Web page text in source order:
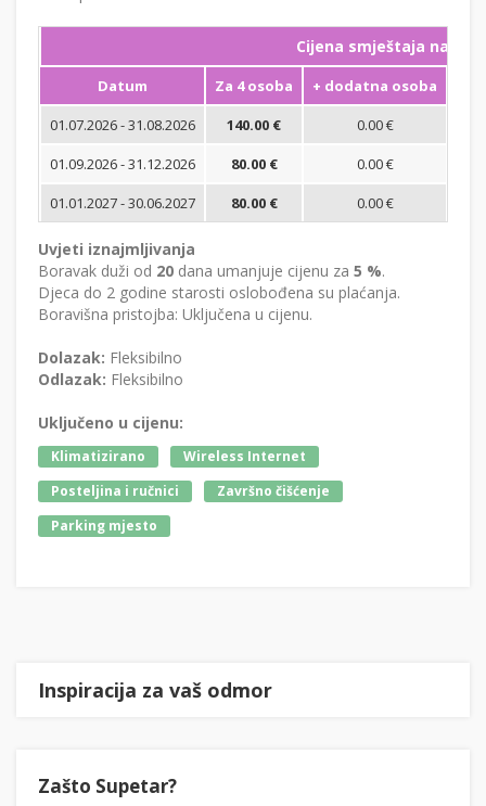
Cijena smještaja na noć
Datum Za 4 osoba + dodatna osoba
01.07.2026 - 31.08.2026
140.00 €
0.00 €
01.09.2026 - 31.12.2026
80.00 €
0.00 €
01.01.2027 - 30.06.2027
80.00 € 0.00 €
Uvjeti iznajmljivanja
Boravak duži od 20 dana umanjuje cijenu za 5 %.
Djeca do 2 godine starosti oslobođena su plaćanja.
Boravišna pristojba: Uključena u cijenu.
Dolazak: Fleksibilno
Odlazak: Fleksibilno
Uključeno u cijenu:
Klimatizirano
Wireless Internet
Posteljina i ručnici
Završno čišćenje
Parking mjesto
Inspiracija za vaš odmor
Zašto Supetar?